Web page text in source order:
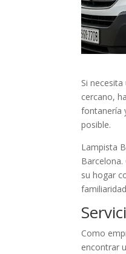
Si
cercano,
fontanería
posible.
Lampista
su hogar
Como
encontrar